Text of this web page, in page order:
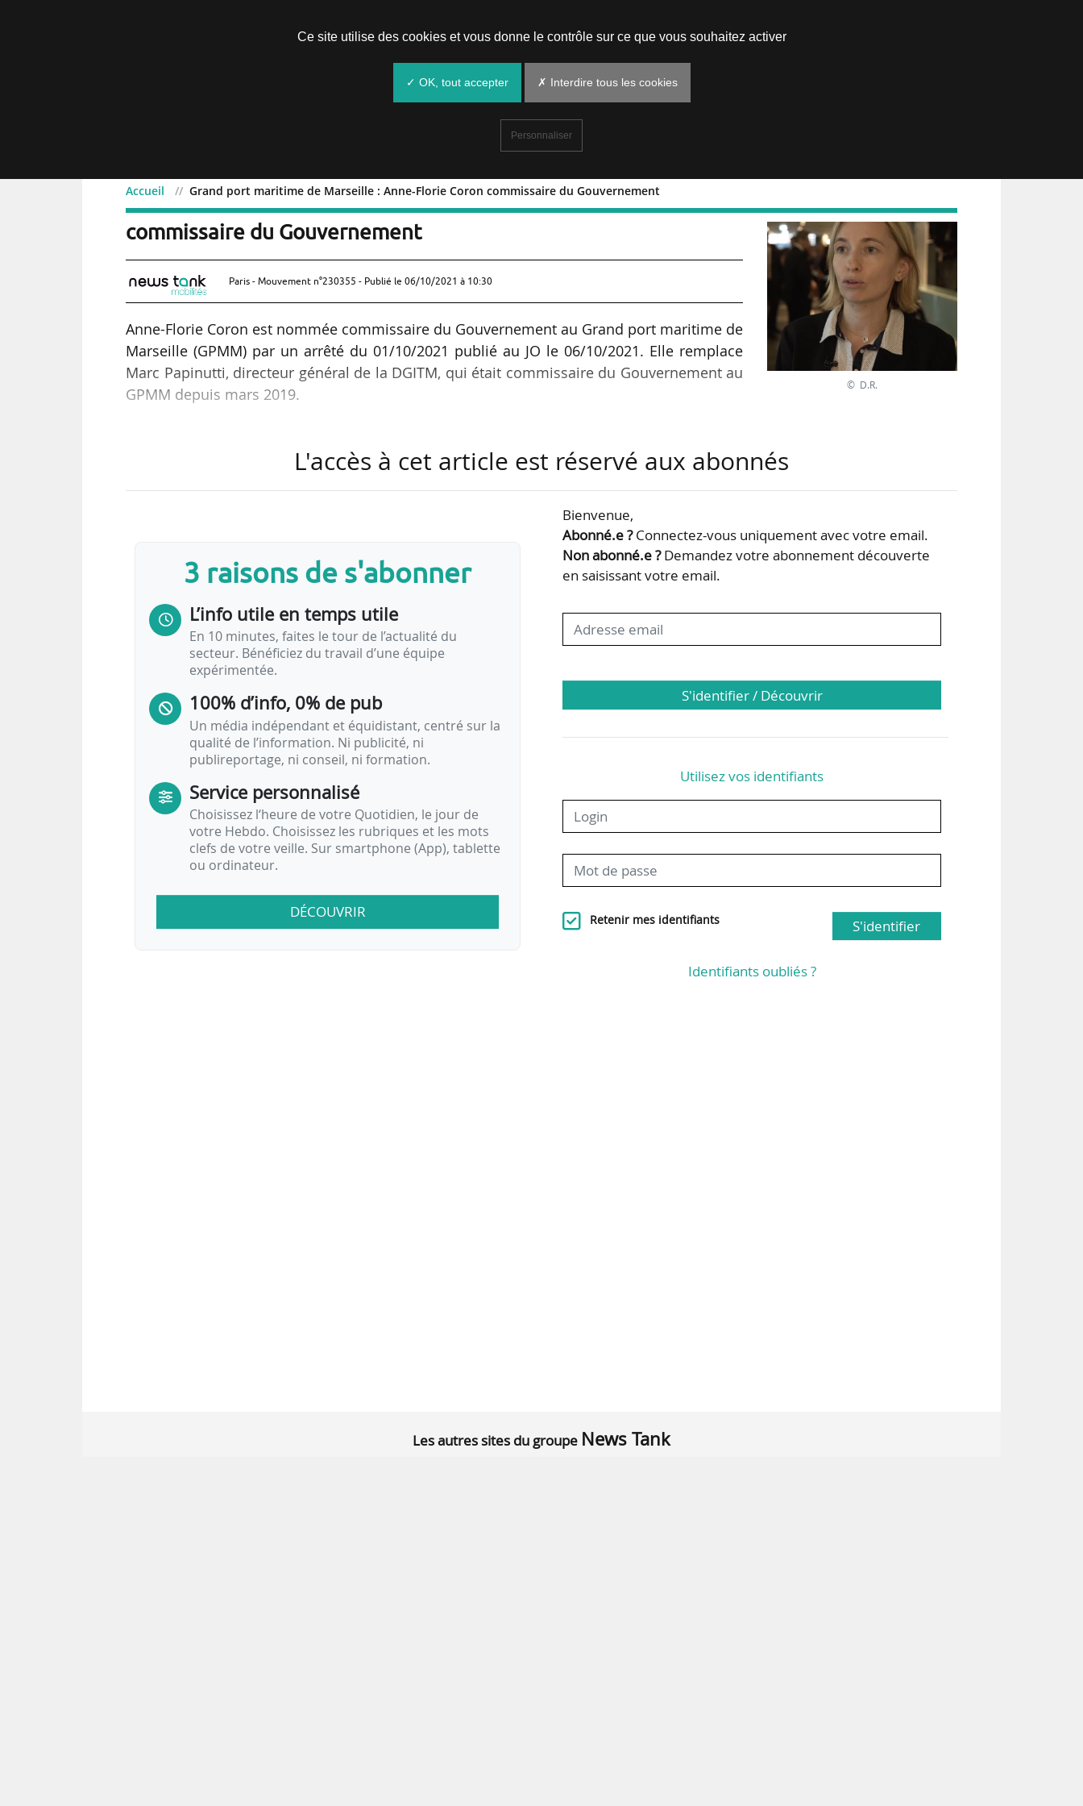
Accueil Grand port maritime de Marseille : Anne-Florie Coron commissaire du Gouvernement
Grand port maritime de Marseille : Anne-Florie Coron
commissaire du Gouvernement
Paris - Mouvement n°230355 - Publié le 06/10/2021 à 10:30
Anne-Florie Coron est nommée commissaire du Gouvernement au Grand port maritime de
Marseille (GPMM) par un arrêté du 01/10/2021 publié au JO le 06/10/2021. Elle remplace
Marc Papinutti, directeur général de la DGITM, qui était commissaire du Gouvernement au
GPMM depuis mars 2019.
auparavant chargée de la sous-direction de la sécurité d’approvisionnement et des
Anne-Florie Coron est diplômée de l’École Polytechnique et ingénieure en chef des mines
depuis mars 2012.
…
© D.R.
L'accès à cet article est réservé aux abonnés
3 raisons de s'abonner
L’info utile en temps utile
En 10 minutes, faites le tour de l’actualité du
secteur. Bénéficiez du travail d’une équipe
expérimentée.
100% d’info, 0% de pub
Un média indépendant et équidistant, centré sur la
qualité de l’information. Ni publicité, ni
publireportage, ni conseil, ni formation.
Service personnalisé
Choisissez l‘heure de votre Quotidien, le jour de
votre Hebdo. Choisissez les rubriques et les mots
clefs de votre veille. Sur smartphone (App), tablette
ou ordinateur.
DÉCOUVRIR
Bienvenue,
Abonné.e ?Connectez-vous uniquement avec votre email.
Non abonné.e ?Demandez votre abonnement découverte
en saisissant votre email.
S'identifier / Découvrir
Utilisez vos identifiants
Retenir mes identifiants S'identifier
Identifiants oubliés ?
Les autres sites du groupe News Tank
Ce site utilise des cookies et vous donne le contrôle sur ce que vous souhaitez activer
✓ OK, tout accepter ✗ Interdire tous les cookies
Personnaliser